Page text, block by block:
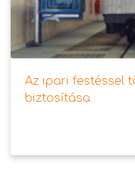
Az ipari festéssel
biztosítása